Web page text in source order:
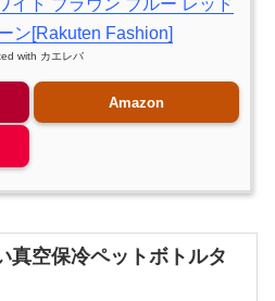
ン[Rakuten Fashion]
with カエレバ
Amazon
空保冷ペットボトルタ